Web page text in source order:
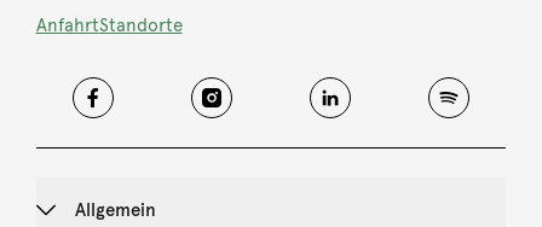
AnfahrtStandorte
Allgemein